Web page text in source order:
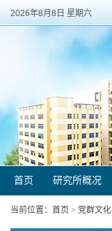
2026年8月8日 星期六
首页 研究所概况
当前位置： 首页 > 党群文化